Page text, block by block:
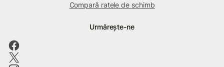
Compară ratele de schimb
Urmărește-ne